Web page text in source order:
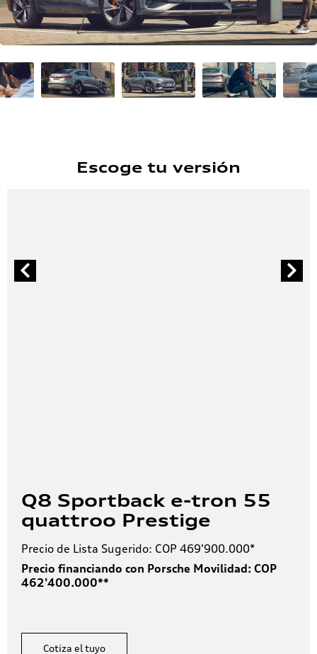
Escoge tu versión
Q8 Sportback e-tron 55
quattroo Prestige
Precio de Lista Sugerido: COP 469'900.000*
Precio financiando con Porsche Movilidad: COP
462'400.000**
Cotiza el tuyo